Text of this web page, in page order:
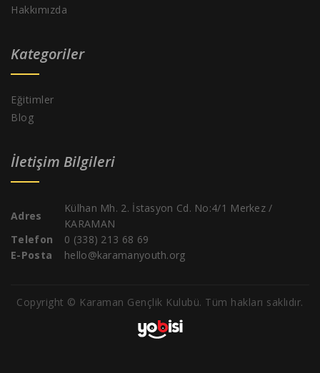
Hakkımızda
Kategoriler
Eğitimler
Blog
İletişim Bilgileri
Adres
Külhan Mh. 2. İstasyon Cd. No:4/1 Merkez /
KARAMAN
Telefon
0 (338) 213 68 69
E-Posta
hello@karamanyouth.org
Copyright © Karaman Gençlik Kulubü. Tüm hakları saklıdır.